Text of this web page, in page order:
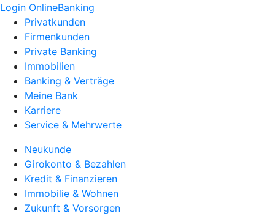
Login OnlineBanking
Privatkunden
Firmenkunden
Private Banking
Immobilien
Banking & Verträge
Meine Bank
Karriere
Service & Mehrwerte
Neukunde
Girokonto & Bezahlen
Kredit & Finanzieren
Immobilie & Wohnen
Zukunft & Vorsorgen